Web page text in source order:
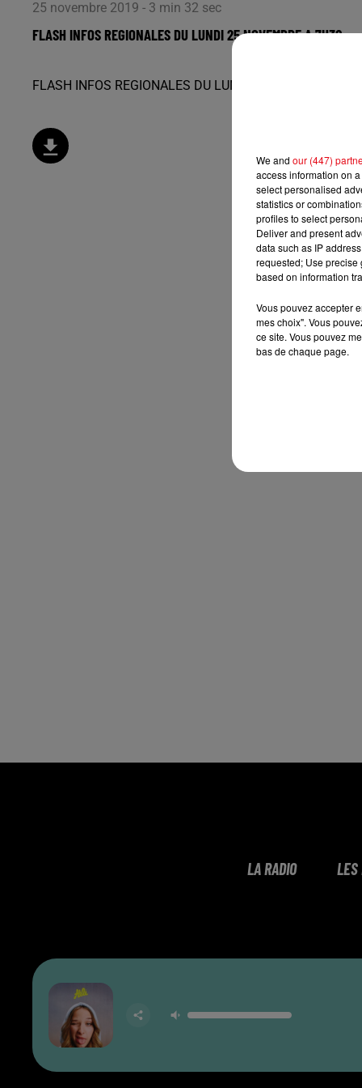
25 novembre 2019 - 3 min 32 sec
FLASH INFOS REGIONALES DU LUNDI 25 NOVEMBRE A 7H30
FLASH INFOS REGIONALES DU LUNDI 25 NOVEMBRE A
LA RADIO LES
We and our (447)
access information on
select personalised
statistics or
profiles to select
Deliver and present
data such as IP
requested; Use precise
based on information
Vous pouvez accepter
mes choix". Vous
ce site. Vous pouvez
bas de chaque page.